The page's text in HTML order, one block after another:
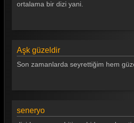
ortalama bir dizi yani.
Aşk güzeldir
Son zamanlarda seyrettiğim hem
seneryo